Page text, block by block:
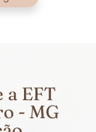
a EFT
- MG